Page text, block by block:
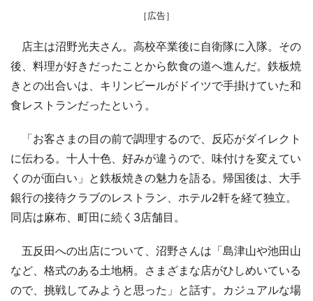
［広告］
店主は沼野光夫さん。高校卒業後に自衛隊に入隊。その
後、料理が好きだったことから飲食の道へ進んだ。鉄板焼
きとの出合いは、キリンビールがドイツで手掛けていた和
食レストランだったという。
「お客さまの目の前で調理するので、反応がダイレクト
に伝わる。十人十色、好みが違うので、味付けを変えてい
くのが面白い」と鉄板焼きの魅力を語る。帰国後は、大手
銀行の接待クラブのレストラン、ホテル2軒を経て独立。
同店は麻布、町田に続く3店舗目。
五反田への出店について、沼野さんは「島津山や池田山
など、格式のある土地柄。さまざまな店がひしめいている
ので、挑戦してみようと思った」と話す。カジュアルな場